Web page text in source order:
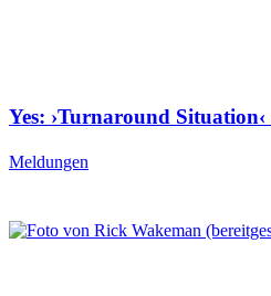
Yes: ›Turnaround
Meldungen